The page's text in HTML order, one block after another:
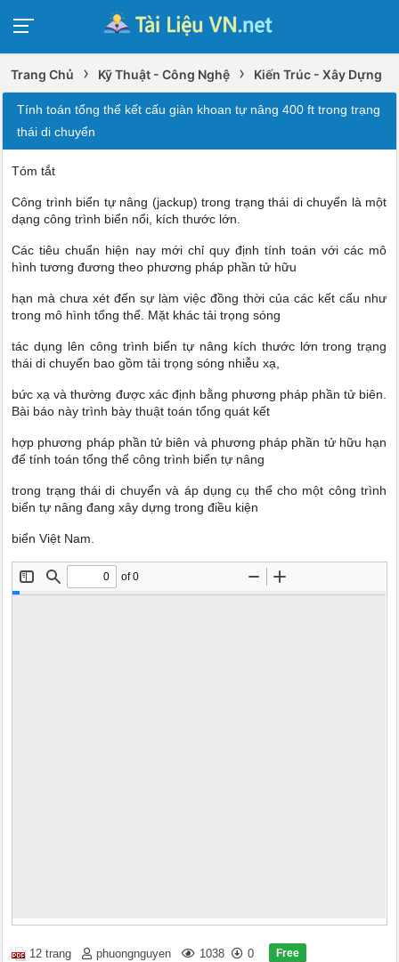
Trang Chủ › Kỹ Thuật - Công Nghệ › Kiến Trúc - Xây Dựng
Tính toán tổng thể kết cấu giàn khoan tự nâng 400 ft trong trạng
thái di chuyển
Tóm tắt
Công trình biển tự nâng (jackup) trong trạng thái di chuyển là một
dạng công trình biển nổi, kích thước lớn.
Các tiêu chuẩn hiện nay mới chỉ quy định tính toán với các mô
hình tương đương theo phương pháp phần tử hữu
hạn mà chưa xét đến sự làm việc đồng thời của các kết cấu như
trong mô hình tổng thể. Mặt khác tải trọng sóng
tác dụng lên công trình biển tự nâng kích thước lớn trong trạng
thái di chuyển bao gồm tải trọng sóng nhiễu xạ,
bức xạ và thường được xác định bằng phương pháp phần tử biên.
Bài báo này trình bày thuật toán tổng quát kết
hợp phương pháp phần tử biên và phương pháp phần tử hữu hạn
để tính toán tổng thể công trình biển tự nâng
trong trạng thái di chuyển và áp dụng cụ thể cho một công trình
biển tự nâng đang xây dựng trong điều kiện
biển Việt Nam.
12 trang phuongnguyen 1038 0 Free